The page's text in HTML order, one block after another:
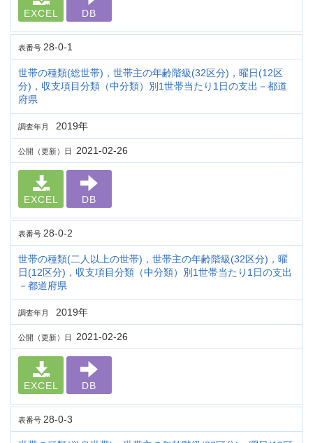
EXCEL DB
表番号 28-0-1
世帯の種類(総世帯)，世帯主の年齢階級(32区分)，曜日(12区
分)，収支項目分類（中分類）別1世帯当たり1日の支出－都道
府県
調査年月 2019年
公開（更新）日 2021-02-26
EXCEL DB
表番号 28-0-2
世帯の種類(二人以上の世帯)，世帯主の年齢階級(32区分)，曜
日(12区分)，収支項目分類（中分類）別1世帯当たり1日の支出
－都道府県
調査年月 2019年
公開（更新）日 2021-02-26
EXCEL DB
表番号 28-0-3